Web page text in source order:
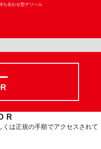
ち合わせ型デリヘル
は正規の手順でアクセスされて